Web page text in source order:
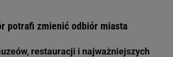
potrafi zmienić odbiór miasta
restauracji i najważniejszych